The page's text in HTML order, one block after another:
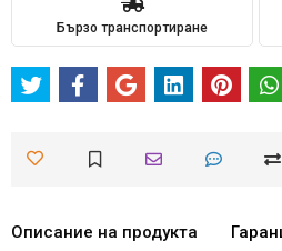
Бързо транспортиране
Описание на продукта